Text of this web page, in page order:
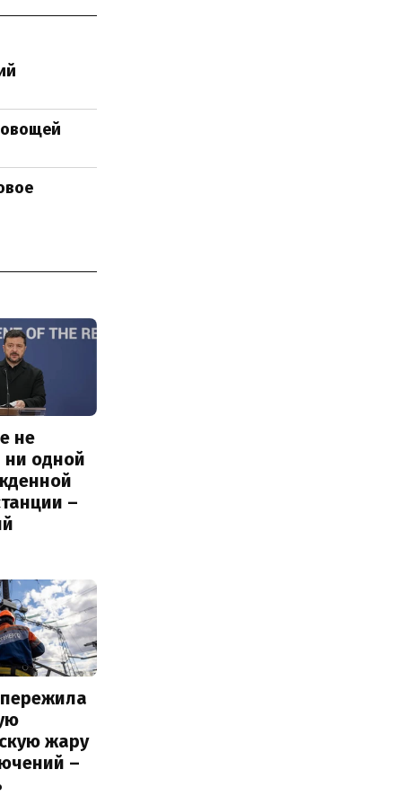
не
ни одной
–
жару
–